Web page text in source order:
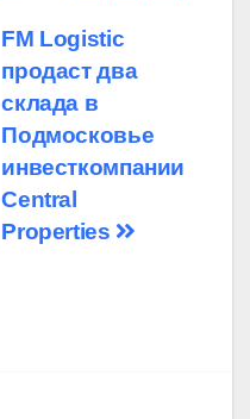
FM Logistic
продаст два
склада в
Подмосковье
инвесткомпании
Central
Properties